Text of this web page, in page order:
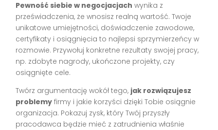
Pewność siebie w negocjacjach wynika z
przeświadczenia, że wnosisz realną wartość. Twoje
unikatowe umiejętności, doświadczenie zawodowe,
certyfikaty i osiągnięcia to najlepsi sprzymierzeńcy w
rozmowie. Przywołuj konkretne rezultaty swojej pracy,
np. zdobyte nagrody, ukończone projekty, czy
osiągnięte cele.
Twórz argumentację wokół tego, jak rozwiązujesz
problemy firmy i jakie korzyści dzięki Tobie osiągnie
organizacja. Pokazuj zysk, który Twój przyszły
pracodawca będzie mieć z zatrudnienia właśnie